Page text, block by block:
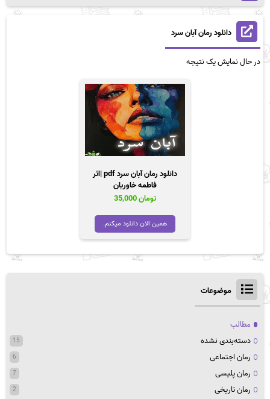
دانلود رمان آبان سرد
در حال نمایش یک نتیجه
دانلود رمان آبان سرد pdf |اثر
فاطمه خاوریان
تومان
همین الان دانلود میکنم.
موضوعات
مطالب
دسته‌بندی نشده
15
رمان اجتماعی 6
رمان پلیسی 7
رمان تاریخی 2